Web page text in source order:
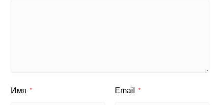
Имя * Email *